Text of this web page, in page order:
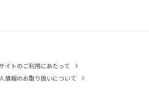
イトのご利用にあたって
情報のお取り扱いについて